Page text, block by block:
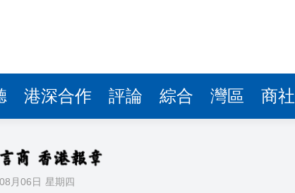
港深合作 評論 綜合 灣區 商社
月06日 星期四